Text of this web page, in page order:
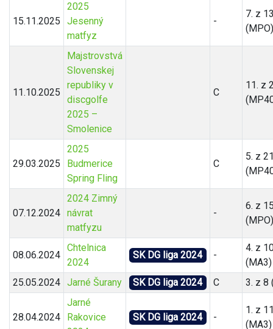
15.11.2025
2025
Jesenný
matfyz
-
7. z
(MPO)
11.10.2025
Majstrovstvá
Slovenskej
republiky v
discgolfe
2025 –
Smolenice
C
11. z
29.03.2025
2025
Budmerice
Spring Fling
C
5. z
07.12.2024
2024 Zimný
návrat
matfyzu
-
6. z
(MPO)
08.06.2024
Chtelnica
2024
SK DG liga 2024 -
4. z
(MA3)
25.05.2024 Jarné Šurany SK DG liga 2024 C 3. z 8
28.04.2024
Jarné
Rakovice
SK DG liga 2024 -
1. z
(MA3)